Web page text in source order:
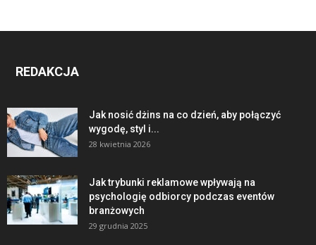
REDAKCJA
Jak nosić dżins na co dzień, aby połączyć
wygodę, styl i...
28 kwietnia 2026
Jak trybunki reklamowe wpływają na
psychologię odbiorcy podczas eventów
branżowych
29 grudnia 2025